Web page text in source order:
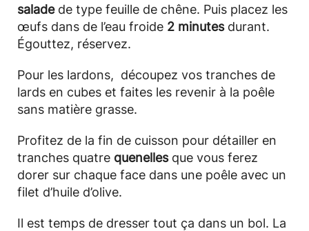
saladede type feuille de chêne. Puis placez les
œufs dans de l’eau froide 2 minutes durant.
Égouttez, réservez.
Pour les lardons, découpez vos tranches de
lards en cubes et faites les revenir à la poêle
sans matière grasse.
Profitez de la fin de cuisson pour détailler en
tranches quatre quenellesque vous ferez
dorer sur chaque face dans une poêle avec un
filet d’huile d’olive.
Il est temps de dresser tout ça dans un bol. La